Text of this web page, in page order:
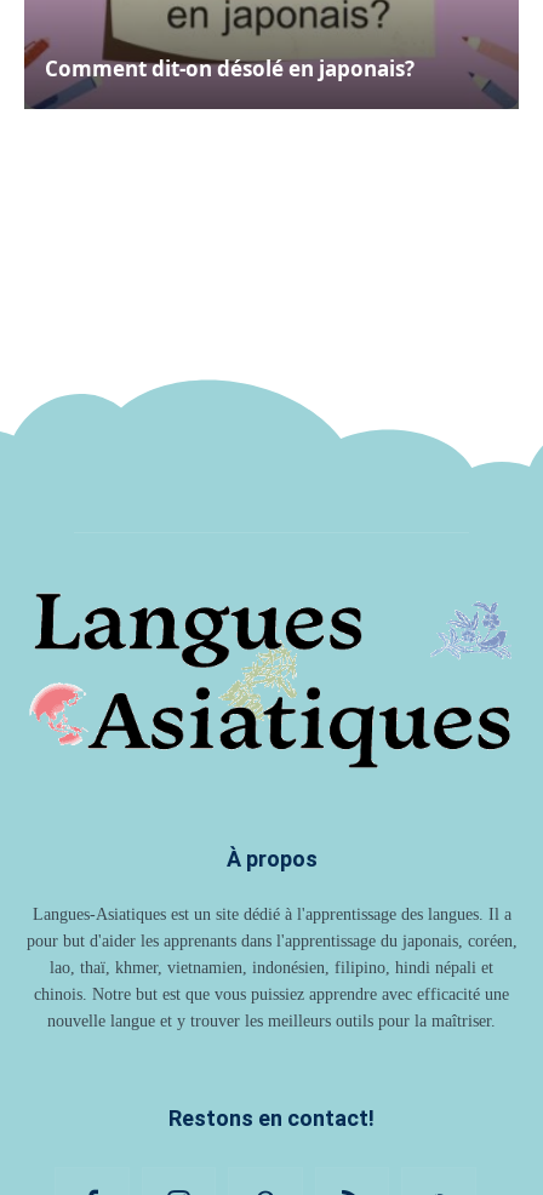
Comment dit-on désolé en japonais?
À propos
Langues-Asiatiques est un site dédié à l'apprentissage des langues. Il a
pour but d'aider les apprenants dans l'apprentissage du japonais, coréen,
lao, thaï, khmer, vietnamien, indonésien, filipino, hindi népali et
chinois. Notre but est que vous puissiez apprendre avec efficacité une
nouvelle langue et y trouver les meilleurs outils pour la maîtriser.
Restons en contact!